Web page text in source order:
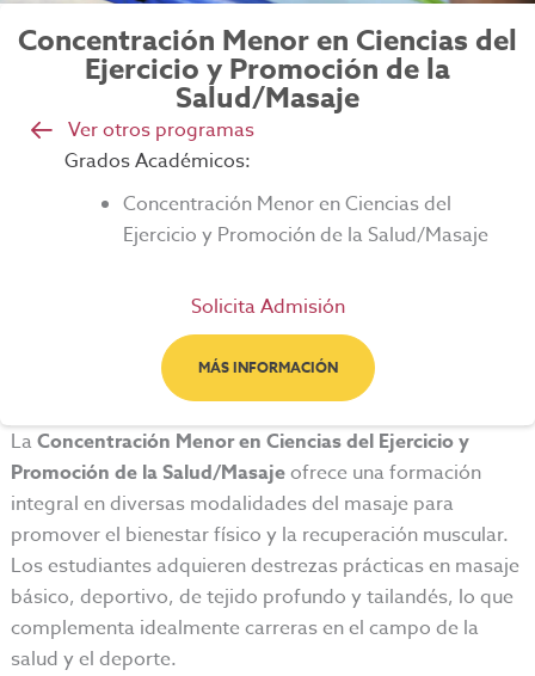
Concentración Menor en Ciencias del
Ejercicio y Promoción de la
Salud/Masaje
Ver otros programas
Grados Académicos:
Concentración Menor enCiencias del
Ejercicio y Promoción de la Salud/Masaje
Solicita Admisión
MÁS INFORMACIÓN
La Concentración Menor en Ciencias del Ejercicio y
Promoción de la Salud/Masajeofrece una formación
integral en diversas modalidades del masaje para
promover el bienestar físico y la recuperación muscular.
Los estudiantes adquieren destrezas prácticas en masaje
básico, deportivo, de tejido profundo y tailandés, lo que
complementa idealmente carreras en el campo de la
salud y el deporte.